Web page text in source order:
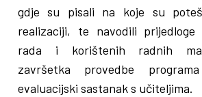
gdje su pisali na koje su
realizaciji, te navodili prijedloge
rada i korištenih radnih
završetka provedbe
evaluacijski sastanak s učiteljima.